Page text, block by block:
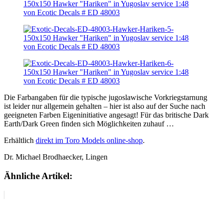
Die Farbangaben für die typische jugoslawische Vorkriegstarnung
ist leider nur allgemein gehalten – hier ist also auf der Suche nach
geeigneten Farben Eigeninitiative angesagt! Für das britische Dark
Earth/Dark Green finden sich Möglichkeiten zuhauf …
Erhältlich direkt im Toro Models online-shop.
Dr. Michael Brodhaecker, Lingen
Ähnliche Artikel: